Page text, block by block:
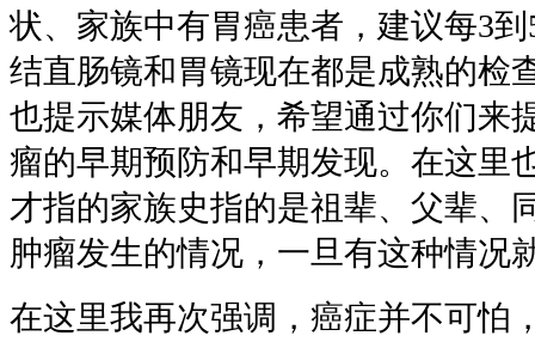
状、家族中有胃癌患者，建议每3
结直肠镜和胃镜现在都是成熟的检
也提示媒体朋友，希望通过你们来
瘤的早期预防和早期发现。在这里
才指的家族史指的是祖辈、父辈、
肿瘤发生的情况，一旦有这种情况
在这里我再次强调，癌症并不可怕